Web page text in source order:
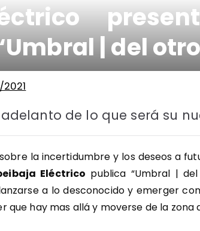
| del
de lo que será su
la incertidumbre y los deseos a
Eléctrico publica “Umbral |
a lo desconocido y emerger
que hay mas allá y moverse de la zona